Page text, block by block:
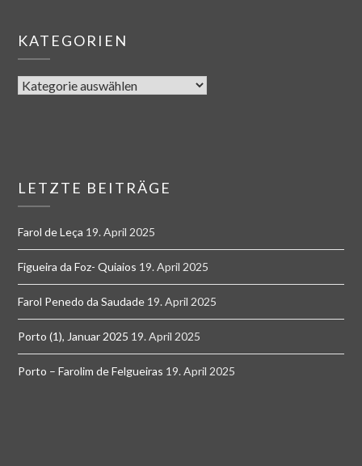
KATEGORIEN
LETZTE BEITRÄGE
Farol de Leça 19. April 2025
Figueira da Foz- Quiaios 19. April 2025
Farol Penedo da Saudade 19. April 2025
Porto (1), Januar 2025 19. April 2025
Porto – Farolim de Felgueiras 19. April 2025